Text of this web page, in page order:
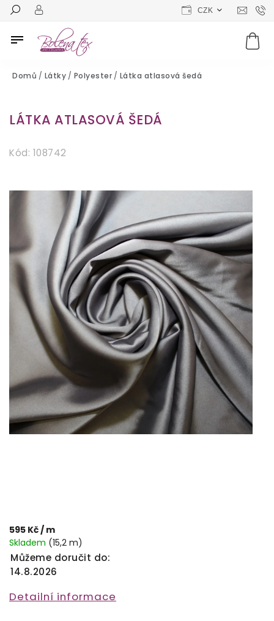
CZK
Domů / Látky / Polyester / Látka atlasová šedá
LÁTKA ATLASOVÁ ŠEDÁ
Kód: 108742
595 Kč/ m
Skladem (15,2 m)
Můžeme doručit do:
14.8.2026
Detailní informace